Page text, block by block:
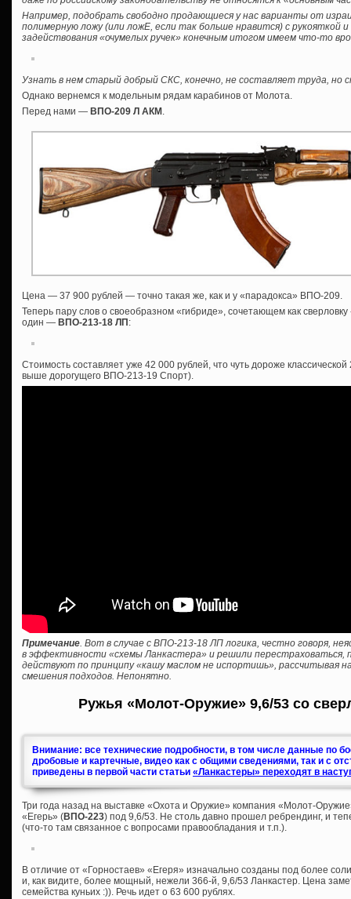
Например, подобрать свободно продающиеся у нас варианты от
полимерную ложу (или ложЕ, если так больше нравится) с рукояткой
задействования «очумелых ручек» конечным итогом имеем что-то
Узнать в нем старый добрый СКС, конечно, не составляет труда, но
Однако вернемся к модельным рядам карабинов от Молота.
Перед нами — ВПО-209 Л АКМ .
Цена — 37 900 рублей — точно такая же, как и у «парадокса» ВПО-209.
Теперь пару слов о своеобразном «гибриде», сочетающем как
один — ВПО-213-18 ЛП :
Стоимость составляет уже 42 000 рублей, что чуть дороже
выше дорогущего ВПО-213-19 Спорт).
Примечание. Вот в случае с ВПО-213-18 ЛП логика, честно говоря,
в эффективности «схемы Ланкастера» и решили перестраховаться,
действуют по принципу «кашу маслом не испортишь», рассчитывая
смешения подходов. Непонятно.
Ружья «Молот-Оружие» 9,6/53 со
Внимание: все технические подробности, в том числе данные по
дробовые и картечные, видео как с общими сведениями, так и с
приведены в первой части статьи «Ланкастеры» переходят в
Три года назад на выставке «Охота и Оружие» компания «Молот-
«Егерь» (ВПО-223) под 9,6/53. Не столь давно прошел ребрендинг, и
(что-то там связанное с вопросами правообладания и т.п.).
В отличие от «Горностаев» «Егеря» изначально созданы под более
и, как видите, более мощный, нежели 366-й, 9,6/53 Ланкастер. Цена
семейства куньих :)). Речь идет о 63 600 рублях.